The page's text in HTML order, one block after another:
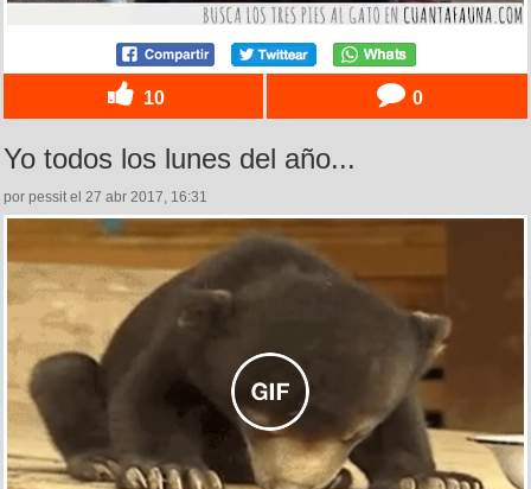
10 0
Yo todos los lunes del año...
por pessit el 27 abr 2017, 16:31